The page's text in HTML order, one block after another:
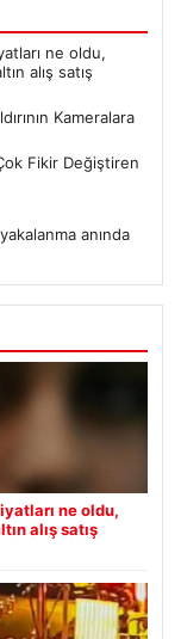
ne oldu,
alış satış
Kameralara
Fikir Değiştiren
anında
ne oldu,
alış satış